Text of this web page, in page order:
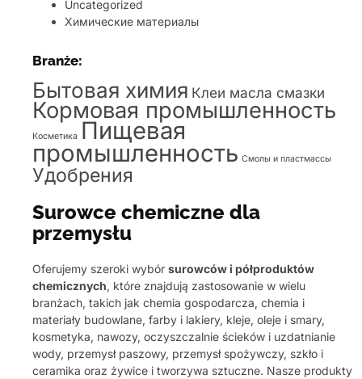
Uncategorized
Химические материалы
Branże:
Бытовая химия Клеи масла смазки
Кормовая промышленность
Косметика Пищевая
промышленность Смолы и пластмассы
Удобрения
Surowce chemiczne dla
przemysłu
Oferujemy szeroki wybór surowców i półproduktów
chemicznych, które znajdują zastosowanie w wielu
branżach, takich jak chemia gospodarcza, chemia i
materiały budowlane, farby i lakiery, kleje, oleje i smary,
kosmetyka, nawozy, oczyszczalnie ścieków i uzdatnianie
wody, przemysł paszowy, przemysł spożywczy, szkło i
ceramika oraz żywice i tworzywa sztuczne. Nasze produkty